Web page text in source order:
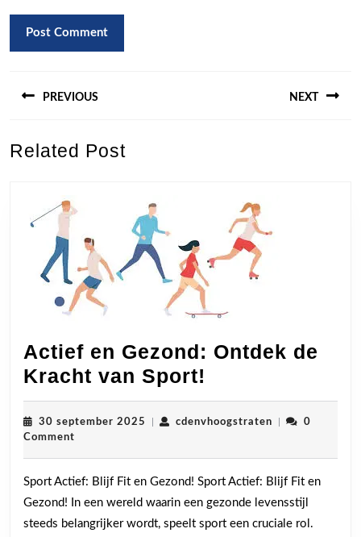
PREVIOUS
post:
NEXT
Related Post
Actief en Gezond: Ontdek de
Kracht van Sport!
en
Gezond:
de
Kracht
van
30 september 2025 30
cdenvhoogstraten
0
Comment
Sport Actief: Blijf Fit en Gezond! Sport Actief: Blijf Fit en
Gezond! In een wereld waarin een gezonde levensstijl
steeds belangrijker wordt, speelt sport een cruciale rol.